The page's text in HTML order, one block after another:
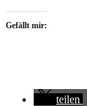
Gefällt mir:
teilen